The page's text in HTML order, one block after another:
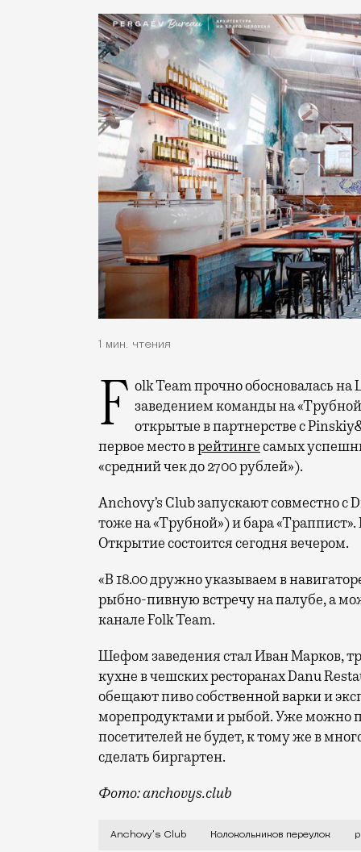
1 мин. чтения
Folk Team прочно обосновалась на Цветном: Anchovy’s Club станет третьим заведением команды на
открытые в партнерстве с
первое место врейтингесамых
«средний чек до 2700 рублей»).
Anchovy’s Club запускают совместно
тоже на «Трубной») и бара
Открытие состоится сегодня вечером.
«В 18.00 дружно указываем в
рыбно-пивную встречу на палубе, а
канале Folk Team.
Шефом заведения стал Иван Марков,
кухне в чешских ресторанах Danu
обещают пиво собственной варки и
морепродуктами и рыбой. Уже можно
посетителей не будет, к тому же в
сделать биргартен.
Фото: anchovys.club
Folk Team прочно обосновалась на
Anchovy’s Club Колокольников переулок